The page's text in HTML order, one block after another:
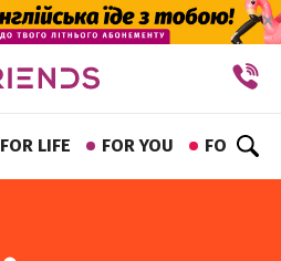
✕
FOR LIFE FOR YOU FOR FUN